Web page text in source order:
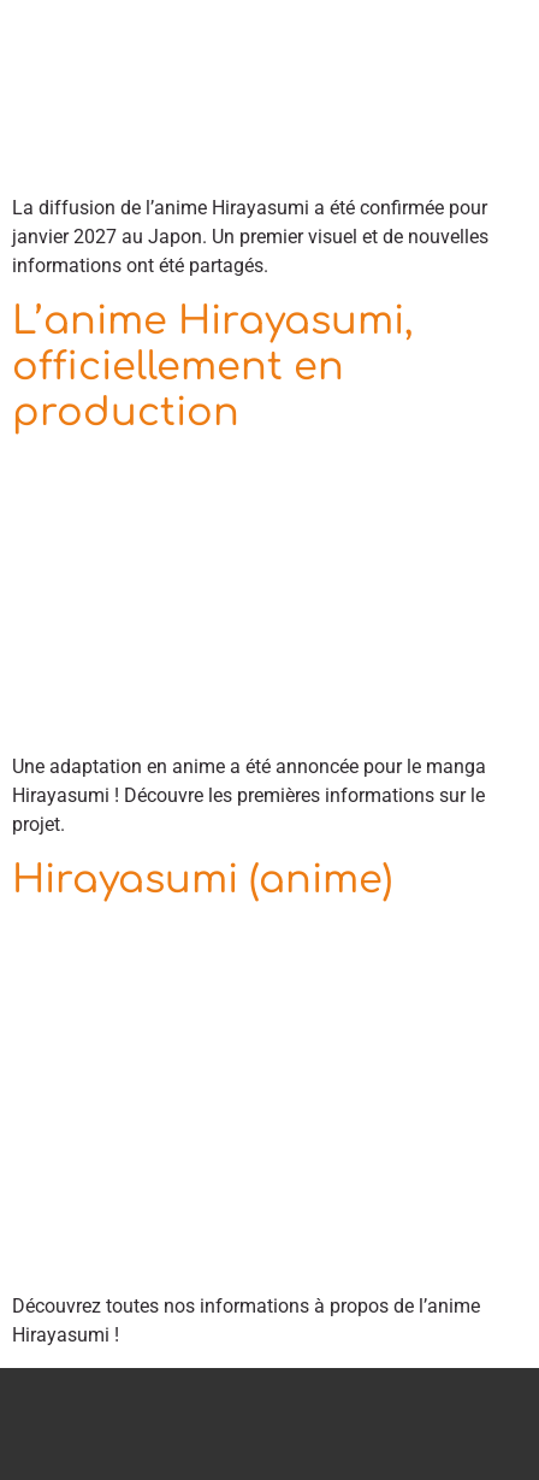
La diffusion de l’anime Hirayasumi a été confirmée pour
janvier 2027 au Japon. Un premier visuel et de nouvelles
informations ont été partagés.
L’anime Hirayasumi,
officiellement en
production
Une adaptation en anime a été annoncée pour le manga
Hirayasumi ! Découvre les premières informations sur le
projet.
Hirayasumi (anime)
Découvrez toutes nos informations à propos de l’anime
Hirayasumi !